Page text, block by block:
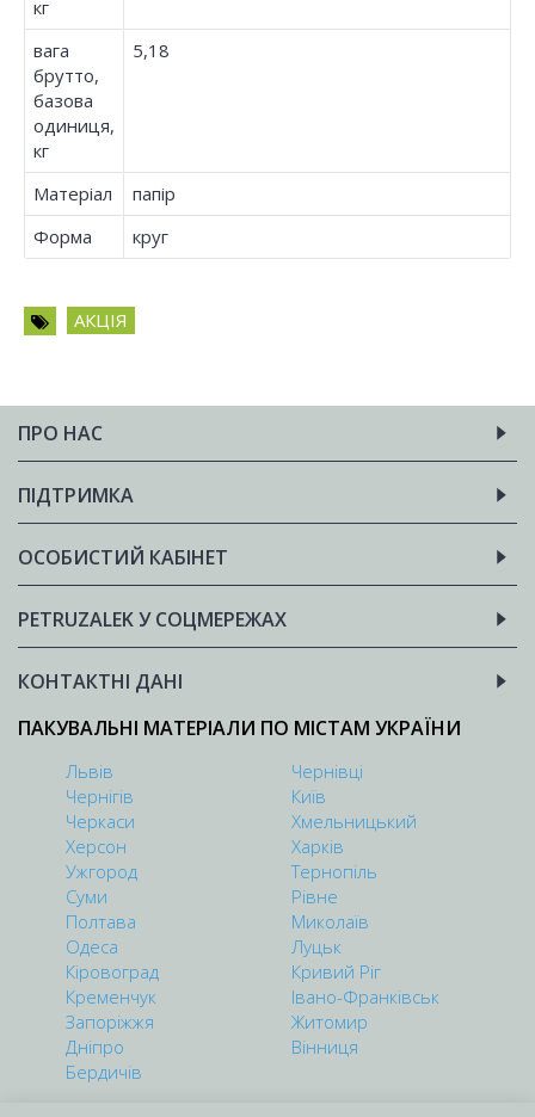
кг
вага
брутто,
базова
одиниця,
кг
5,18
Матеріал
папір
Форма
круг
АКЦІЯ
ПРО НАС
ПІДТРИМКА
ОСОБИСТИЙ КАБІНЕТ
PETRUZALEK У СОЦМЕРЕЖАХ
КОНТАКТНІ ДАНІ
ПАКУВАЛЬНІ МАТЕРІАЛИ ПО МІСТАМ УКРАЇНИ
Львів
Чернівці
Чернігів
Київ
Черкаси
Хмельницький
Херсон
Харків
Ужгород
Тернопіль
Суми
Рівне
Полтава
Миколаїв
Одеса
Луцьк
Кіровоград
Кривий Ріг
Кременчук
Івано-Франківськ
Запоріжжя
Житомир
Дніпро
Вінниця
Бердичів